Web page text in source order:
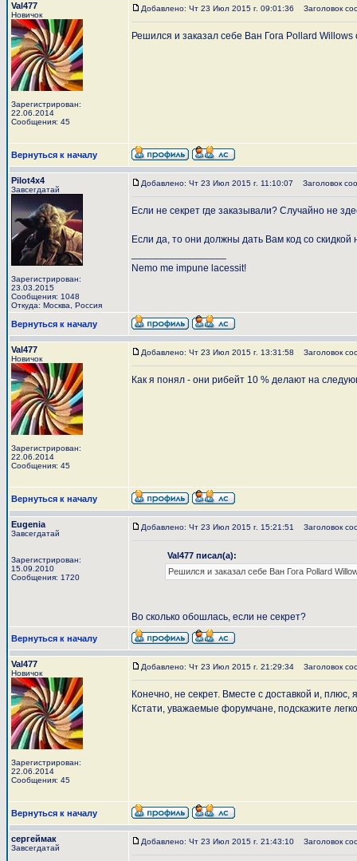
Val477
Новичок
Зарегистрирован:
22.06.2014
Сообщения: 45
Добавлено: Чт 23 Июл 2015 г. 09:01:36 Заголовок
Решился и заказал себе Ван Гога Pollard
Вернуться к началу
Pilot4x4
Завсегдатай
Зарегистрирован:
23.03.2015
Сообщения: 1048
Откуда: Москва, Россия
Добавлено: Чт 23 Июл 2015 г. 11:10:07 Заголовок
Если не секрет где заказывали? Случайно не
Если да, то они должны дать Вам код со скидкой
Nemo me impune lacessit!
Вернуться к началу
Val477
Новичок
Зарегистрирован:
22.06.2014
Сообщения: 45
Добавлено: Чт 23 Июл 2015 г. 13:31:58 Заголовок
Как я понял - они рибейт 10 % делают на
Вернуться к началу
Eugenia
Завсегдатай
Зарегистрирован:
15.09.2010
Сообщения: 1720
Добавлено: Чт 23 Июл 2015 г. 15:21:51 Заголовок
Val477 писал(а):
Решился и заказал себе Ван Гога Pollard
Во сколько обошлась, если не секрет?
Вернуться к началу
Val477
Новичок
Зарегистрирован:
22.06.2014
Сообщения: 45
Добавлено: Чт 23 Июл 2015 г. 21:29:34 Заголовок
Конечно, не секрет. Вместе с доставкой и,
Кстати, уважаемые форумчане, подскажите
Вернуться к началу
сергеймак
Завсегдатай
Добавлено: Чт 23 Июл 2015 г. 21:43:10 Заголовок